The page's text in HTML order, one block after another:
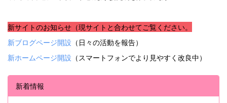
新サイトのお知らせ（現サイトと合わせてご覧ください。
新ブログページ開設 （日々の活動を報告）
新ホームページ開設 （スマートフォンでより見やすく改良中）
新着情報